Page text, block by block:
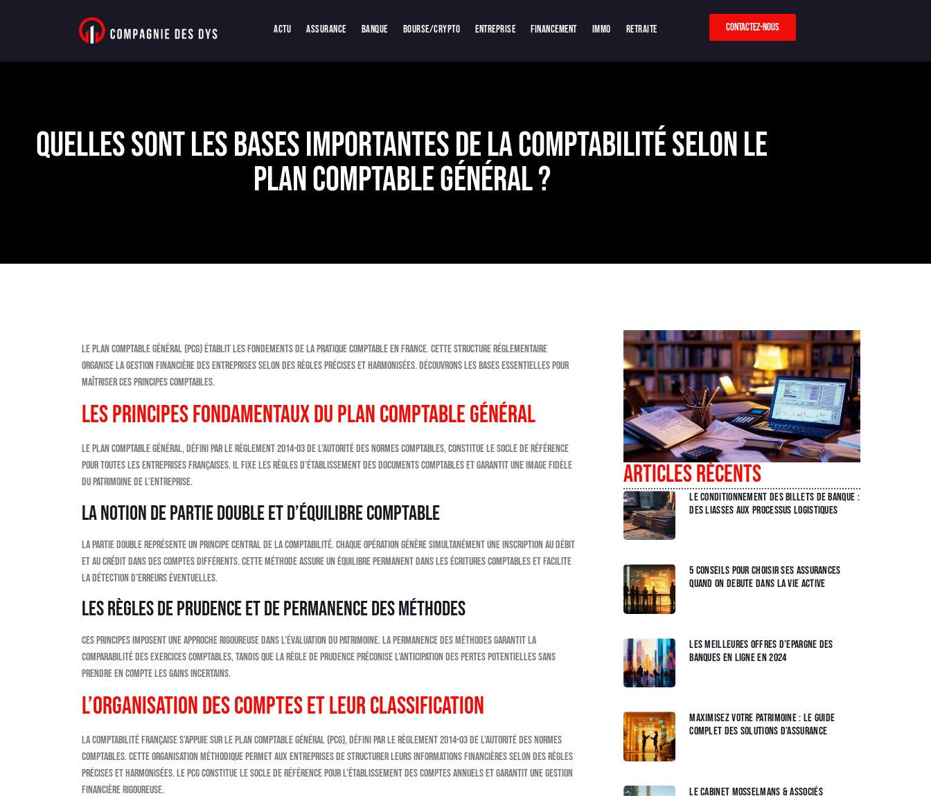
Actu Assurance Banque Bourse/crypto Entreprise Financement Immo Retraite Contactez-nous
Quelles sont les bases importantes de la comptabilité selon le
Plan Comptable Général ?
Le Plan Comptable Général (PCG) établit les fondements de la pratique comptable en France. Cette structure réglementaire
organise la gestion financière des entreprises selon des règles précises et harmonisées. Découvrons les bases essentielles pour
maîtriser ces principes comptables.
Les principes fondamentaux du Plan Comptable Général
Le Plan Comptable Général, défini par le règlement 2014-03 de l’Autorité des Normes Comptables, constitue le socle de référence
pour toutes les entreprises françaises. Il fixe les règles d’établissement des documents comptables et garantit une image fidèle
du patrimoine de l’entreprise.
La notion de partie double et d’équilibre comptable
La partie double représente un principe central de la comptabilité. Chaque opération génère simultanément une inscription au débit
et au crédit dans des comptes différents. Cette méthode assure un équilibre permanent dans les écritures comptables et facilite
la détection d’erreurs éventuelles.
Les règles de prudence et de permanence des méthodes
Ces principes imposent une approche rigoureuse dans l’évaluation du patrimoine. La permanence des méthodes garantit la
comparabilité des exercices comptables, tandis que la règle de prudence préconise l’anticipation des pertes potentielles sans
prendre en compte les gains incertains.
L’organisation des comptes et leur classification
La comptabilité française s’appuie sur le Plan Comptable Général (PCG), défini par le règlement 2014-03 de l’Autorité des Normes
Comptables. Cette organisation méthodique permet aux entreprises de structurer leurs informations financières selon des règles
précises et harmonisées. Le PCG constitue le socle de référence pour l’établissement des comptes annuels et garantit une gestion
financière rigoureuse.
Articles récents
Le conditionnement des billets de banque :
des liasses aux processus logistiques
5 conseils pour choisir ses Assurances
quand on debute dans la vie active
Les meilleures offres d’epargne des
banques en ligne en 2024
Maximisez votre patrimoine : Le guide
complet des solutions d’assurance
Le Cabinet Mosselmans & Associés